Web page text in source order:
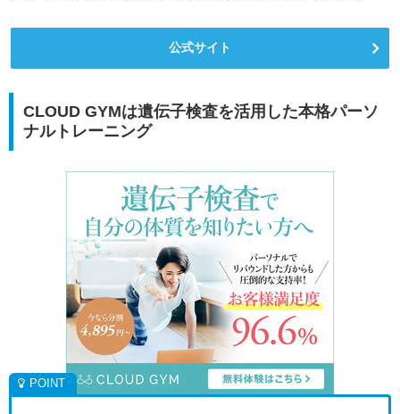
公式サイト
CLOUD GYMは遺伝子検査を活用した本格パーソ
ナルトレーニング